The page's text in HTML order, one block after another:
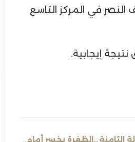
12 نقطة، بينما يقف النصر في المركز التاسع
إيجابية.
الثامنة…الظفرة يخسر أمام